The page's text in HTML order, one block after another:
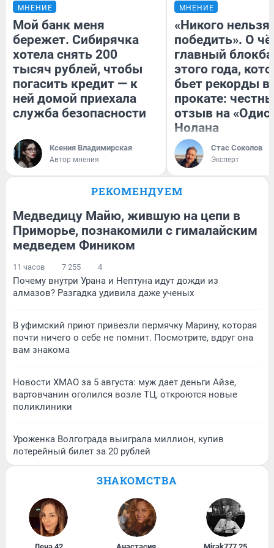
МНЕНИЕ
Мой банк меня
бережет. Сибирячка
хотела снять 200
тысяч рублей, чтобы
погасить кредит — к
ней домой приехала
служба безопасности
Ксения Владимирская
Автор мнения
МНЕНИЕ
«Никого нельзя
победить». О
главный
этого года,
бьет рекорды в
прокате:
отзыв на
Нолана
Стас Соколов
Эксперт
РЕКОМЕНДУЕМ
Медведицу Майю, жившую на цепи в
Приморье, познакомили с гималайским
медведем Фиником
11 часов 7 255 4
Почему внутри Урана и Нептуна идут дожди из
алмазов? Разгадка удивила даже ученых
В уфимский приют привезли пермячку Марину, которая
почти ничего о себе не помнит. Посмотрите, вдруг она
вам знакома
Новости ХМАО за 5 августа: муж дает деньги Айзе,
вартовчанин оголился возле ТЦ, откроются новые
поликлиники
Уроженка Волгограда выиграла миллион, купив
лотерейный билет за 20 рублей
ЗНАКОМСТВА